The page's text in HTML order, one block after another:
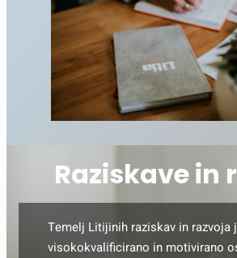
Raziskave in
Temelj Litijinih raziskav in razvoja
visokokvalificirano in motivirano